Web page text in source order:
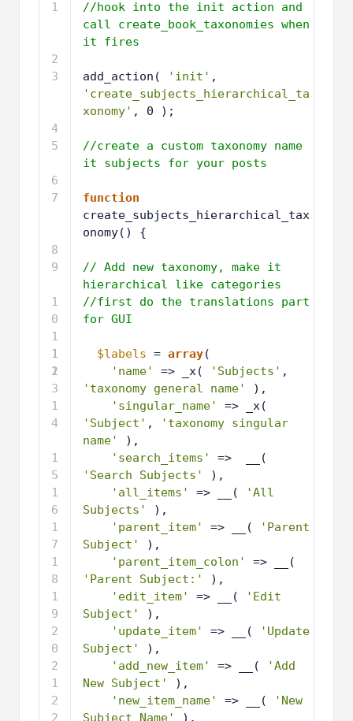
1
2
3
4
5
6
7
8
9
1
0
1
1
1
2
1
3
1
4
1
5
1
6
1
7
1
8
1
9
2
0
2
1
2
2
//hook into the init action and
call create_book_taxonomies when
it fires
add_action( 'init'
'create_subjects_hierarchical_ta
xonomy' , 0 );
//create a custom taxonomy name
it subjects for your posts
function
create_subjects_hierarchical_tax
onomy() {
// Add new taxonomy, make it
hierarchical like categories
//first do the translations part
for GUI
$labels = array(
'name'
=> _x( 'Subjects'
'taxonomy general name'
),
'singular_name'
'Subject' ,
'taxonomy singular
name'
),
'search_items'
'Search Subjects'
),
'all_items'
=> __(
'All
Subjects'
),
'parent_item'
=> __(
'Parent
Subject'
),
'parent_item_colon'
'Parent Subject:'
),
'edit_item'
=> __(
'Edit
Subject'
),
'update_item'
=> __(
'Update
Subject'
),
'add_new_item'
=> __(
'Add
New Subject'
),
'new_item_name'
=> __(
'New
Subject Name'
),